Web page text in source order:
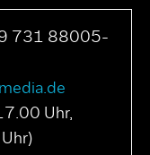
731 88005-
Uhr,